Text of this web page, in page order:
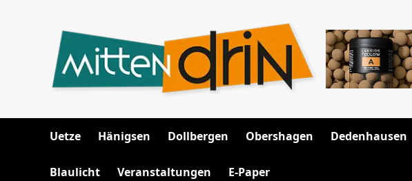
Uetze Hänigsen Dollbergen Obershagen Dedenhausen
Blaulicht Veranstaltungen E-Paper